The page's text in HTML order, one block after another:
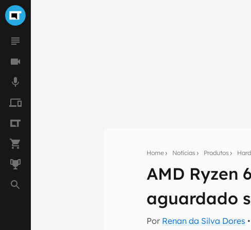
Home Notícias Produtos
AMD Ryzen
aguardado
Por Renan da Silva Dores
Seu resumo
Assine a newsletter